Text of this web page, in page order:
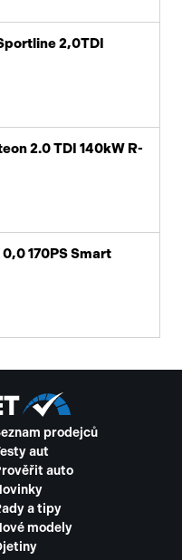
2,0TDI
2.0 TDI 140kW R-
170PS Smart
prodejců
aut
auto
a tipy
modely